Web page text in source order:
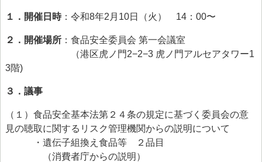
> 食品安全委員会が評価した化学物質の毒性評価情報
> 食品ハザード情報ハブ
ファクトシート（科学的知見に基く概要書）
食品安全モニター
食品安全モニター
１．開催日時：令和8年2月10日（火） 14：00〜
２．開催場所 ：食品安全委員会 第一会議室
（港区虎ノ門2−2−3 虎ノ門アルセアタワー1
3階)
３．議事
（１）食品安全基本法第２４条の規定に基づく委員会の意
見の聴取に関するリスク管理機関からの説明について
・遺伝子組換え食品等 ２品目
（消費者庁からの説明）